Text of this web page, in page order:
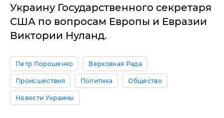
Украину Государственного секретаря
США по вопросам Европы и Евразии
Виктории Нуланд.
Петр Порошенко Верховная Рада
Происшествия Политика Общество
Новости Украины